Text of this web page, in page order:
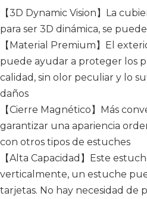
【3D Dynamic Vision】La
para ser 3D dinámica, se
【Material Premium】El
puede ayudar a proteger los
calidad, sin olor peculiar y lo
daños
【Cierre Magnético】Más
garantizar una apariencia
con otros tipos de estuches
【Alta Capacidad】Este
verticalmente, un estuche
tarjetas. No hay necesidad de